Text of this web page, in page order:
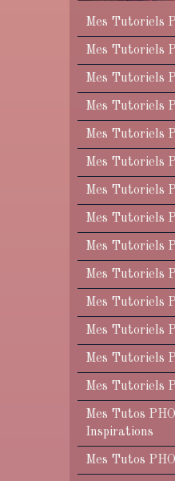
Mes Tutoriels
Mes Tutoriels
Mes Tutoriels
Mes Tutoriels
Mes Tutoriels
Mes Tutoriels
Mes Tutoriels
Mes Tutoriels
Mes Tutoriels
Mes Tutoriels
Mes Tutoriels
Mes Tutoriels
Mes Tutoriels
Mes Tutoriels
Mes Tutos
Inspirations
Mes Tutos